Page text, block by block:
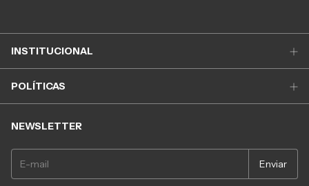
INSTITUCIONAL
POLÍTICAS
NEWSLETTER